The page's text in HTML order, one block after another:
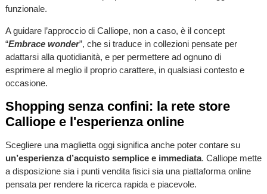
funzionale.
A guidare l’approccio di Calliope, non a caso, è il concept
“Embrace wonder”, che si traduce in collezioni pensate per
adattarsi alla quotidianità, e per permettere ad ognuno di
esprimere al meglio il proprio carattere, in qualsiasi contesto e
occasione.
Shopping senza confini: la rete store
Calliope e l'esperienza online
Scegliere una maglietta oggi significa anche poter contare su
un’esperienza d’acquisto semplice e immediata. Calliope mette
a disposizione sia i punti vendita fisici sia una piattaforma online
pensata per rendere la ricerca rapida e piacevole.